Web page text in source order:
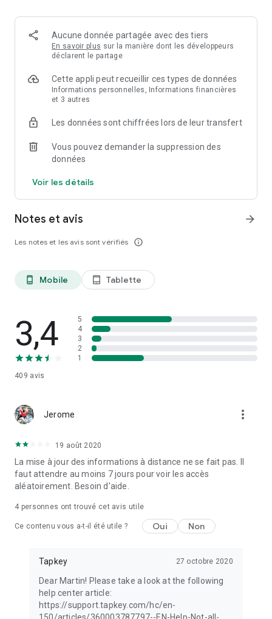
- Vérifier les activités de serrure : dans le journal d'accès de
l'application Tapkey
- Des normes élevées de sécurité : comparables à la banque
en ligne avec une forte cryptographie et mises à jour du
Dispositifs de serrure
Les produits compatibles Tapkey peuvent être commandés
sur https://shop.tapkey.com, Amazon ou sur le réseau de
revendeurs de notre partenaire.
Aucune donnée partagée avec des tiers
En savoir plus sur la manière dont les développeurs
déclarent le partage
Cette appli peut recueillir ces types de données
Informations personnelles, Informations financières
et 3 autres
Les données sont chiffrées lors de leur transfert
Vous pouvez demander la suppression des
données
Voir les détails
Notes et avis
Les notes et les avis sont vérifiés info_outline
arrow_forward
phone_android Mobile tablet_android Tablette
3,4
409 avis
5
4
3
2
1
Jerome more_vert
19 août 2020
La mise à jour des informations à distance ne se fait pas. Il
faut attendre au moins 7 jours pour voir les accès
aléatoirement. Besoin d'aide.
4 personnes ont trouvé cet avis utile
Ce contenu vous a-t-il été utile ? Oui Non
Tapkey 27 octobre 2020
Dear Martin! Please take a look at the following
help center article:
https://support.tapkey.com/hc/en-